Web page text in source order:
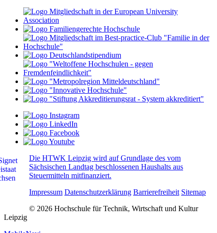
Die HTWK Leipzig wird auf Grundlage des vom
Sächsischen Landtag beschlossenen Haushalts aus
Steuermitteln mitfinanziert.
Impressum Datenschutzerklärung Barrierefreiheit Sitemap
© 2026 Hochschule für Technik, Wirtschaft und Kultur
Leipzig